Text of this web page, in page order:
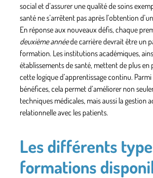
socialet d’assurer une qualité de soins
santé ne s’arrêtent pas après l’obtention d’un
En réponse aux nouveaux défis, chaque
deuxième annéede carrière devrait être un
formation. Les institutions académiques,
établissements de santé, mettent de plus en
cette logique d’apprentissage continu.
bénéfices, cela permet d’améliorer non
techniques médicales, mais aussi la gestion
relationnelle avec les patients.
Les différents
formations